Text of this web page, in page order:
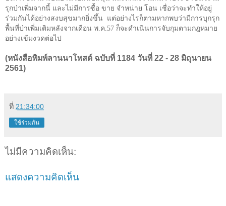
รุกป่าเพิ่มจากนี้ และไม่มีการซื้อ ขาย จำหน่าย โอน เชื่อว่าจะทำให้อยู่
ร่วมกันได้อย่างสงบสุขมากยิ่งขึ้น
แต่อย่างไรก็ตามหากพบว่ามีการบุกรุก
พื้นที่ป่าเพิ่มเติมหลังจากเดือน พ.ค. 57 ก็จะดำเนินการจับกุมตามกฎหมาย
อย่างเข้มงวดต่อไป
(หนังสือพิมพ์ลานนาโพสต์ ฉบับที่ 1184 วันที่ 22 - 28 มิถุนายน
2561)
ที่ 21:34:00
ใช้ร่วมกัน
ไม่มีความคิดเห็น:
แสดงความคิดเห็น